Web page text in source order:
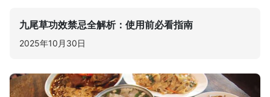
九尾草功效禁忌全解析：使用前必看指南
2025年10月30日